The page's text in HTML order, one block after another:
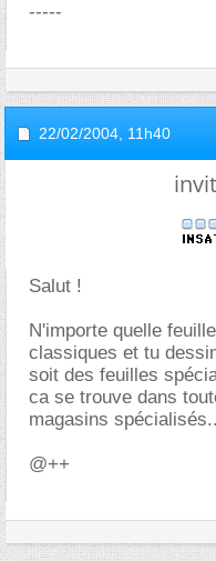
-----
22/02/2004, 11h40
Salut !
N'importe quelle
classiques et tu
soit des feuilles
ca se trouve dans
magasins
@++